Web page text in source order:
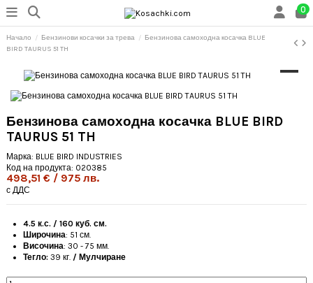
0
Начало Бензинови косачки за трева
Бензинова самоходна косачка BLUE
BIRD TAURUS 51 TH
Бензинова самоходна косачка BLUE BIRD
TAURUS 51 TH
Марка: BLUE BIRD INDUSTRIES
Код на продукта: 020385
498,51 € / 975 лв.
с ДДС
4.5 к.с. / 160 куб. см.
Широчина: 51 см.
Височина: 30 - 75 мм.
Тегло: 39 кг. / Мулчиране